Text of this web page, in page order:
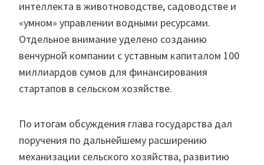
интеллекта в животноводстве, садоводстве и
«умном» управлении водными ресурсами.
Отдельное внимание уделено созданию
венчурной компании с уставным капиталом 100
миллиардов сумов для финансирования
стартапов в сельском хозяйстве.
По итогам обсуждения глава государства дал
поручения по дальнейшему расширению
механизации сельского хозяйства, развитию